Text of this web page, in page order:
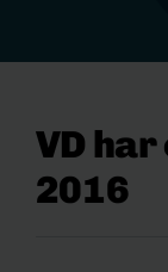
VD
2016